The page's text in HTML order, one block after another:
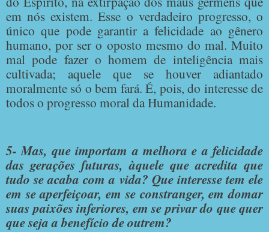
em nós existem. Esse o verdadeiro progresso, o
único que pode garantir a felicidade ao gênero
humano, por ser o oposto mesmo do mal. Muito
mal pode fazer o homem de inteligência mais
cultivada; aquele que se houver adiantado
moralmente só o bem fará. É, pois, do interesse de
todos o progresso moral da Humanidade.
5- Mas, que importam a melhora e a felicidade
das gerações futuras, àquele que acredita que
tudo se acaba com a vida? Que interesse tem ele
em se aperfeiçoar, em se constranger, em domar
suas paixões inferiores, em se privar do que quer
que seja a benefício de outrem?